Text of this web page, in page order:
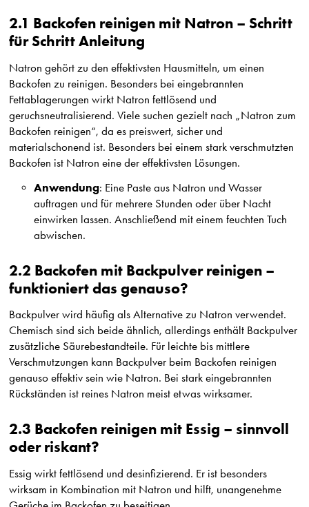
2.1 Backofen reinigen mit Natron – Schritt
für Schritt Anleitung
Natron gehört zu den effektivsten Hausmitteln, um einen
Backofen zu reinigen. Besonders bei eingebrannten
Fettablagerungen wirkt Natron fettlösend und
geruchsneutralisierend. Viele suchen gezielt nach „Natron zum
Backofen reinigen“, da es preiswert, sicher und
materialschonend ist. Besonders bei einem stark verschmutzten
Backofen ist Natron eine der effektivsten Lösungen.
Anwendung: Eine Paste aus Natron und Wasser
auftragen und für mehrere Stunden oder über Nacht
einwirken lassen. Anschließend mit einem feuchten Tuch
abwischen.
2.2 Backofen mit Backpulver reinigen –
funktioniert das genauso?
Backpulver wird häufig als Alternative zu Natron verwendet.
Chemisch sind sich beide ähnlich, allerdings enthält Backpulver
zusätzliche Säurebestandteile. Für leichte bis mittlere
Verschmutzungen kann Backpulver beim Backofen reinigen
genauso effektiv sein wie Natron. Bei stark eingebrannten
Rückständen ist reines Natron meist etwas wirksamer.
2.3 Backofen reinigen mit Essig – sinnvoll
oder riskant?
Essig wirkt fettlösend und desinfizierend. Er ist besonders
wirksam in Kombination mit Natron und hilft, unangenehme